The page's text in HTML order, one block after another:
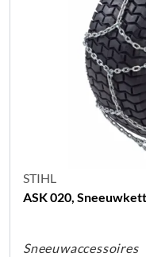
STIHL
ASK 020,
Sneeuwaccessoires